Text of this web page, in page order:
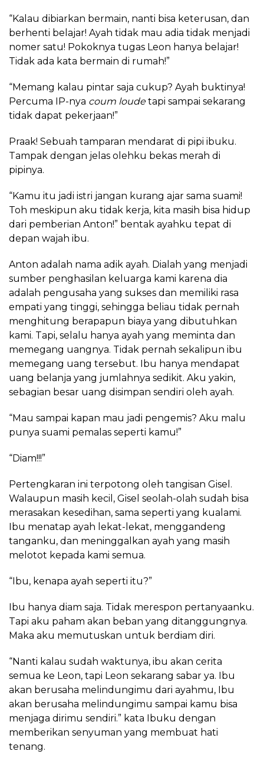
“Kalau dibiarkan bermain, nanti bisa keterusan, dan
berhenti belajar! Ayah tidak mau adia tidak menjadi
nomer satu! Pokoknya tugas Leon hanya belajar!
Tidak ada kata bermain di rumah!”
“Memang kalau pintar saja cukup? Ayah buktinya!
Percuma IP-nya coum loudetapi sampai sekarang
tidak dapat pekerjaan!”
Praak! Sebuah tamparan mendarat di pipi ibuku.
Tampak dengan jelas olehku bekas merah di
pipinya.
“Kamu itu jadi istri jangan kurang ajar sama suami!
Toh meskipun aku tidak kerja, kita masih bisa hidup
dari pemberian Anton!” bentak ayahku tepat di
depan wajah ibu.
Anton adalah nama adik ayah. Dialah yang menjadi
sumber penghasilan keluarga kami karena dia
adalah pengusaha yang sukses dan memiliki rasa
empati yang tinggi, sehingga beliau tidak pernah
menghitung berapapun biaya yang dibutuhkan
kami. Tapi, selalu hanya ayah yang meminta dan
memegang uangnya. Tidak pernah sekalipun ibu
memegang uang tersebut. Ibu hanya mendapat
uang belanja yang jumlahnya sedikit. Aku yakin,
sebagian besar uang disimpan sendiri oleh ayah.
“Mau sampai kapan mau jadi pengemis? Aku malu
punya suami pemalas seperti kamu!”
“Diam!!!”
Pertengkaran ini terpotong oleh tangisan Gisel.
Walaupun masih kecil, Gisel seolah-olah sudah bisa
merasakan kesedihan, sama seperti yang kualami.
Ibu menatap ayah lekat-lekat, menggandeng
tanganku, dan meninggalkan ayah yang masih
melotot kepada kami semua.
“Ibu, kenapa ayah seperti itu?”
Ibu hanya diam saja. Tidak merespon pertanyaanku.
Tapi aku paham akan beban yang ditanggungnya.
Maka aku memutuskan untuk berdiam diri.
“Nanti kalau sudah waktunya, ibu akan cerita
semua ke Leon, tapi Leon sekarang sabar ya. Ibu
akan berusaha melindungimu dari ayahmu, Ibu
akan berusaha melindungimu sampai kamu bisa
menjaga dirimu sendiri.” kata Ibuku dengan
memberikan senyuman yang membuat hati
tenang.